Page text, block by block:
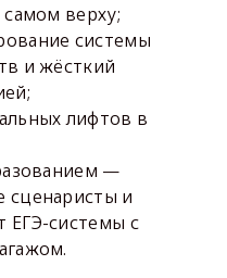
верху;
системы
и жёсткий
лифтов в
—
и
ЕГЭ-системы с